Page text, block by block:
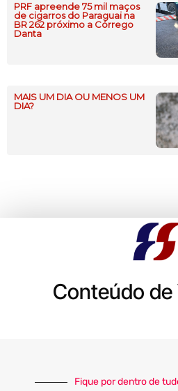
PRF apreende 75 mil maços
de cigarros do Paraguai na
BR 262 próximo a Córrego
Danta
MAIS UM DIA OU MENOS UM
DIA?
Conteúdo de
Fique por dentro de